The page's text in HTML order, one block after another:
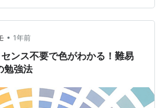
気があるタイプ（私はこちらが強
ュは得意。でも、途中で息切れしや
ら私は、中だるみが…
• 1年前
センス不要で色がわかる！難易
勉強法